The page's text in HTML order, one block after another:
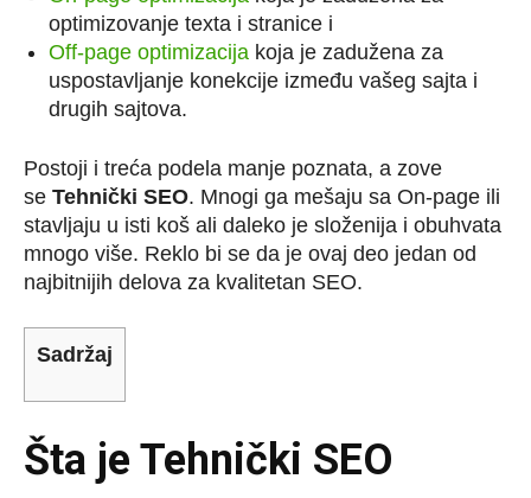
optimizovanje texta i stranice i
Off-page optimizacija koja je zadužena za
uspostavljanje konekcije između vašeg sajta i
drugih sajtova.
Postoji i treća podela manje poznata, a zove
se Tehnički SEO. Mnogi ga mešaju sa On-page ili
stavljaju u isti koš ali daleko je složenija i obuhvata
mnogo više. Reklo bi se da je ovaj deo jedan od
najbitnijih delova za kvalitetan SEO.
Sadržaj
Šta je Tehnički SEO